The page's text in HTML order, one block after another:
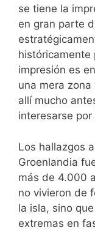
se tiene la
en gran parte
históricamente
impresión es
una mera
allí mucho
interesarse por
Los hallazgos
Groenlandia
más de 4.000
no vivieron de
la isla, sino
extremas en